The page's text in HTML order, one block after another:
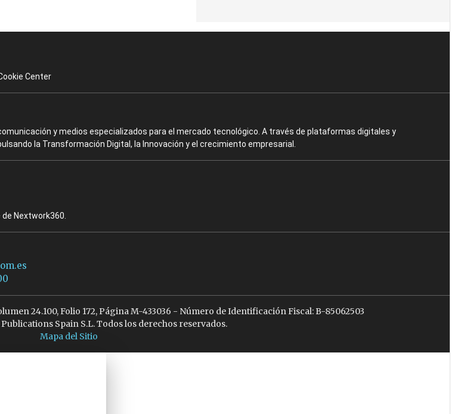
Center
y medios especializados para el mercado tecnológico. A través de plataformas digitales y
la Transformación Digital, la Innovación y el crecimiento empresarial.
Nextwork360.
24.100, Folio 172, Página M-433036 - Número de Identificación Fiscal: B-85062503
Spain S.L. Todos los derechos reservados.
Mapa del Sitio